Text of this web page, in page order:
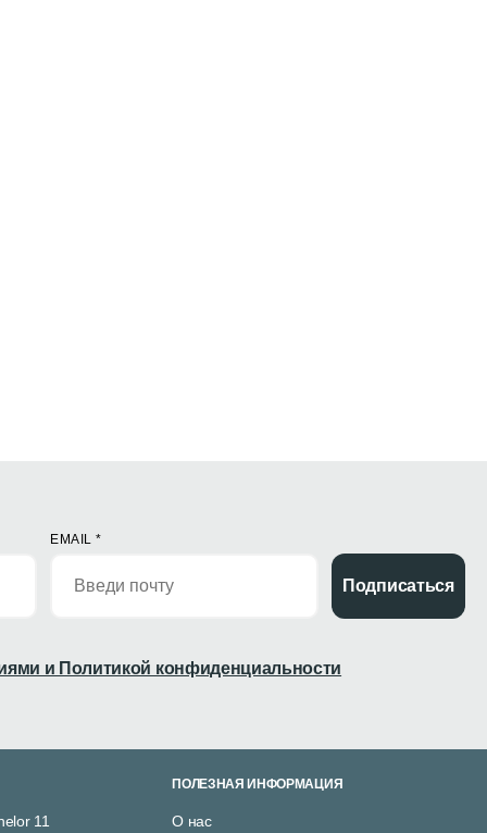
EMAIL*
Подписаться
и Политикой конфиденциальности
11
ПОЛЕЗНАЯ ИНФОРМАЦИЯ
О нас